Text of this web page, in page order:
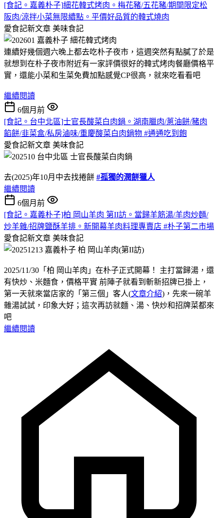
[食記。嘉義朴子]細花韓式烤肉。梅花豬/五花豬/期間限定松
阪肉/涼拌小菜無限續點。平價好品質的韓式燒肉
愛食記新文章 美味食記
連續好幾個週六晚上都去吃朴子夜市，這週突然有點膩了於是
就想到在朴子夜市附近有一家評價很好的韓式烤肉餐廳價格平
實，還能小菜和生菜免費加點感覺CP很高，就來吃看看吧
繼續閱讀
6個月前
[食記。台中北區]士官長酸菜白肉鍋。湖南臘肉/蔥油餅/豬肉
餡餅/韭菜盒/私房滷味/重慶酸菜白肉鍋物 #通通吃到飽
愛食記新文章 美味食記
去(2025)年10月中去找捲餅 #孤獨的潤餅獵人
繼續閱讀
6個月前
[食記。嘉義朴子]柏 岡山羊肉 第II訪。當歸羊筋湯/羊肉炒麵/
炒羊雜/招牌鹽酥羊排。新開幕羊肉料理專賣店 #朴子第二市場
愛食記新文章 美味食記
2025/11/30「柏 岡山羊肉」在朴子正式開幕！ 主打當歸湯，還
有快炒、米麵食，價格平實 前陣子就看到斬新招牌已掛上，
第一天就來當店家的「第三個」客人(文章介紹)，先來一碗羊
雜湯試試，印象大好；這次再訪就麵、湯、快炒和招牌菜都來
吧
繼續閱讀